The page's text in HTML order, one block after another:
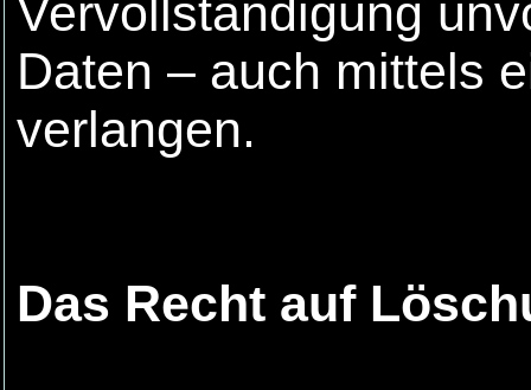
Vervollständigung
Daten – auch mittels
verlangen.
Das Recht auf